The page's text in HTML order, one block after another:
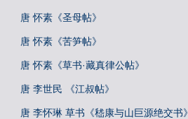
唐 怀素《圣母帖》
唐 怀素《苦笋帖》
唐 怀素《草书·藏真律公帖》
唐 李世民 《江叔帖》
唐 李怀琳 草书《嵇康与山巨源绝交书》